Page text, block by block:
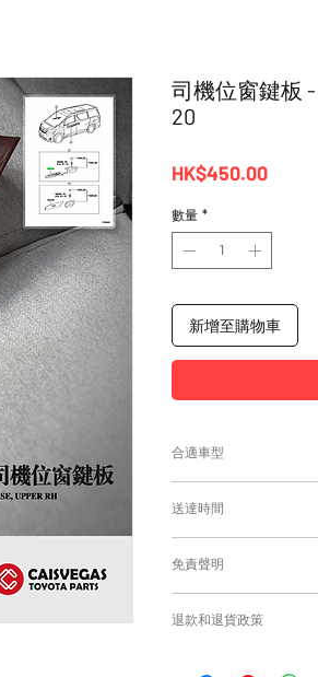
司機位窗鍵板
20
HK$450.00價
數量 *
新增至購物車
合適車型
送達時間
零件均從車廠或供應
需時感謝您的耐心等
免責聲明
或退貨/換貨。付款前
錯誤訂購的零件，
退款和退貨政策